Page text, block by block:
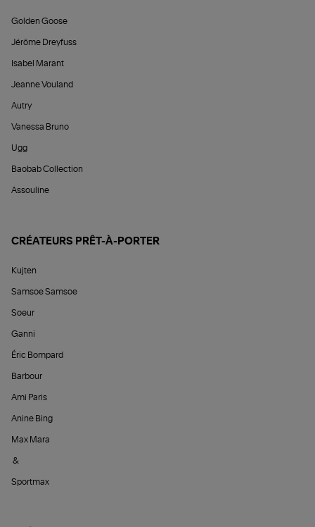
Golden Goose
Jérôme Dreyfuss
Isabel Marant
Jeanne Vouland
Autry
Vanessa Bruno
Ugg
Baobab Collection
Assouline
CRÉATEURS PRÊT-À-PORTER
Kujten
Samsoe Samsoe
Soeur
Ganni
Éric Bompard
Barbour
Ami Paris
Anine Bing
Max Mara
&
Sportmax